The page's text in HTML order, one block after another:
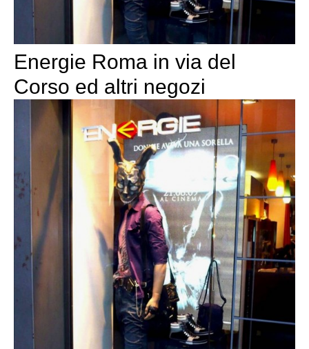
Energie Roma in via del
Corso ed altri negozi